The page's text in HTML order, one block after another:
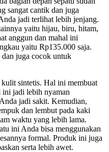
sangat cantik dan juga
jadi terlihat lebih jenjang.
yaitu hijau, biru, hitam,
anggun dan mahal ini
yaitu Rp135.000 saja.
dan juga cocok untuk
kulit sintetis. Hal ini membuat
ini jadi lebih nyaman
jadi sakit. Kemudian,
dan lembut pada kaki
waktu yang lebih lama.
ini Anda bisa menggunakan
formal. Produk ini juga
serta lebih awet.